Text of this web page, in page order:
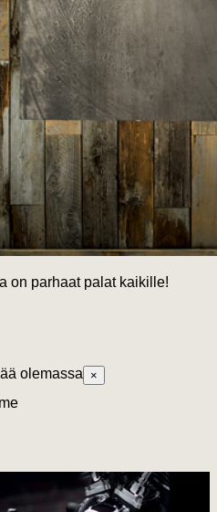
on parhaat palat kaikille!
olemassa ×